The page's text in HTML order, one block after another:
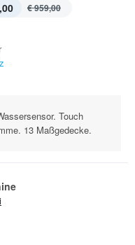
€ 959,00
Touch
13 Maßgedecke.